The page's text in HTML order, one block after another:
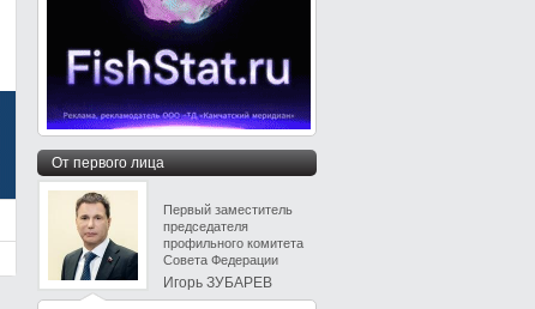
От первого лица
Первый заместитель
председателя
профильного комитета
Совета Федерации
Игорь ЗУБАРЕВ